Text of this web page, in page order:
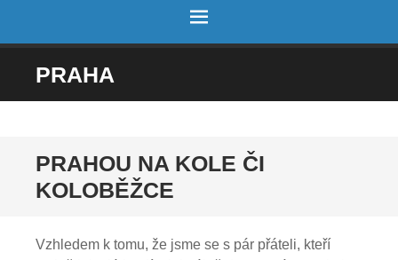
PŘEJÍT NA OBSAH
PRAHA
PRAHOU NA KOLE ČI
KOLOBĚŽCE
Vzhledem k tomu, že jsme se s pár přáteli, kteří